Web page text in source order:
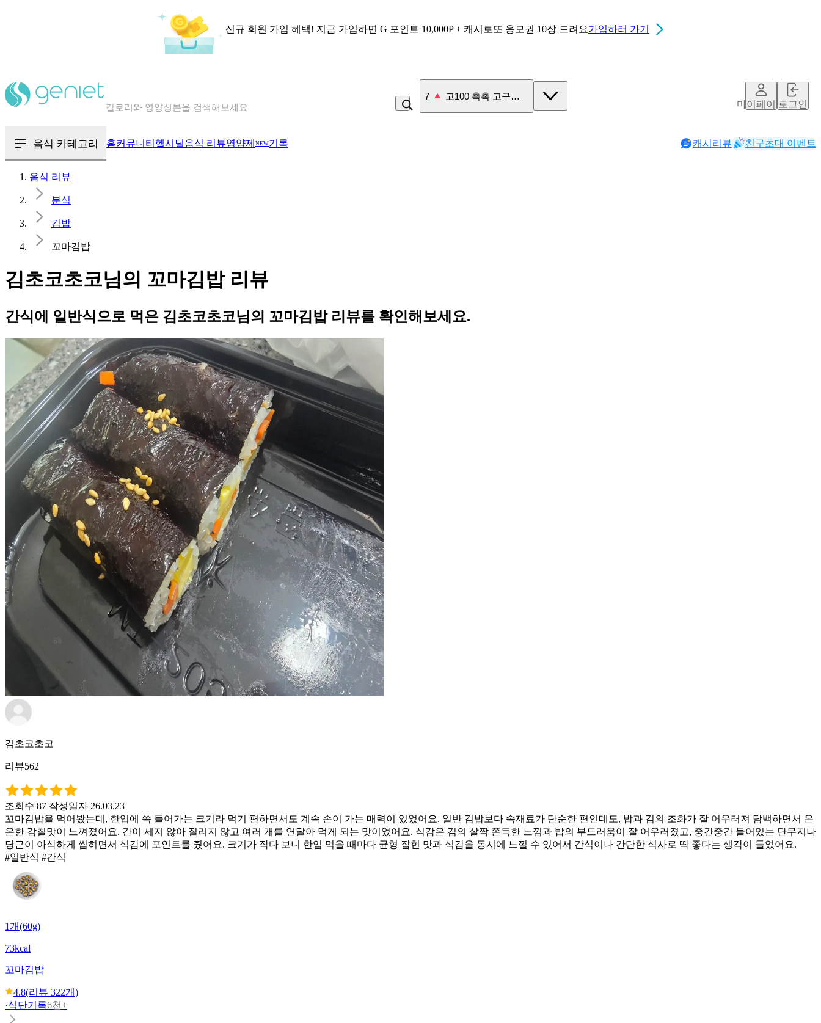
신규 회원 가입 혜택! 지금 가입하면 G 포인트 10,000P + 캐시로또 응모권 10장 드려요가입하러 가기
혈당 · 다이어트 음식 검색해보세요
7 고100 촉촉 고구마 스틱
마이페이지로그인
음식 카테고리 홈커뮤니티 헬시딜음식 리뷰영양제 NEW기록 캐시리뷰 친구초대 이벤트
음식 리뷰
분식
김밥
꼬마김밥
김초코초코님의 꼬마김밥 리뷰
간식에 일반식으로 먹은 김초코초코님의 꼬마김밥 리뷰를 확인해보세요.
김초코초코
리뷰562
조회수 87 작성일자 26.03.23
꼬마김밥을 먹어봤는데, 한입에 쏙 들어가는 크기라 먹기 편하면서도 계속 손이 가는 매력이 있었어요. 일반 김밥보다 속재료가 단순한 편인데도, 밥과 김의 조화가 잘 어우러져 담백하면서 은
은한 감칠맛이 느껴졌어요. 간이 세지 않아 질리지 않고 여러 개를 연달아 먹게 되는 맛이었어요. 식감은 김의 살짝 쫀득한 느낌과 밥의 부드러움이 잘 어우러졌고, 중간중간 들어있는 단무지나
당근이 아삭하게 씹히면서 식감에 포인트를 줬어요. 크기가 작다 보니 한입 먹을 때마다 균형 잡힌 맛과 식감을 동시에 느낄 수 있어서 간식이나 간단한 식사로 딱 좋다는 생각이 들었어요.
#일반식 #간식
1개(60g)
73kcal
꼬마김밥
4.8(리뷰 322개)
·식단기록6천+